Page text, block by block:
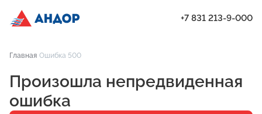
Проекты
Квартиры
Паркинг
+7 831 213-9-000
Главная Ошибка 500
Произошла непредвиденная
ошибка